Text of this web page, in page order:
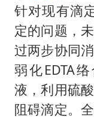
针对现有滴
定的问题，
过两步协同
弱化EDTA
液，利用硫
阻碍滴定。